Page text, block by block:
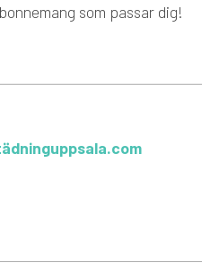
som passar dig!